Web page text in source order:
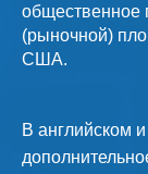
общественное
(рыночной)
США.
В английском